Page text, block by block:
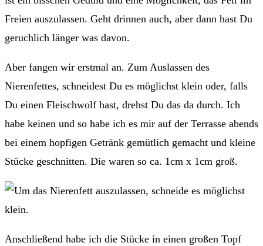
Freien auszulassen. Geht drinnen auch, aber dann hast Du
geruchlich länger was davon.
Aber fangen wir erstmal an. Zum Auslassen des
Nierenfettes, schneidest Du es möglichst klein oder, falls
Du einen Fleischwolf hast, drehst Du das da durch. Ich
habe keinen und so habe ich es mir auf der Terrasse abends
bei einem hopfigen Getränk gemütlich gemacht und kleine
Stücke geschnitten. Die waren so ca. 1cm x 1cm groß.
Anschließend habe ich die Stücke in einen großen Topf